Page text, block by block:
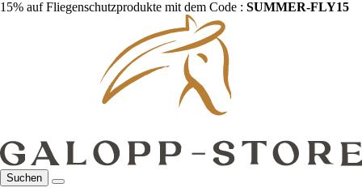
15% auf Fliegenschutzprodukte mit dem Code : SUMMER-FLY15
Suchen